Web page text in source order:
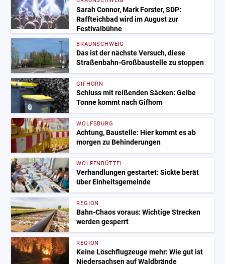
Sarah Connor, Mark Forster, SDP:
Raffteichbad wird im August zur
Festivalbühne
BRAUNSCHWEIG
Das ist der nächste Versuch, diese
Straßenbahn-Großbaustelle zu stoppen
GIFHORN
Schluss mit reißenden Säcken: Gelbe
Tonne kommt nach Gifhorn
WOLFSBURG
Achtung, Baustelle: Hier kommt es ab
morgen zu Behinderungen
WOLFENBÜTTEL
Verhandlungen gestartet: Sickte berät
über Einheitsgemeinde
REGION
Bahn-Chaos voraus: Wichtige Strecken
werden gesperrt
REGION
Keine Löschflugzeuge mehr: Wie gut ist
Niedersachsen auf Waldbrände